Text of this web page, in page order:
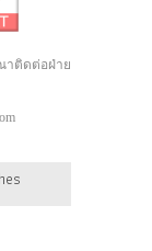
าติดต่อฝ่าย